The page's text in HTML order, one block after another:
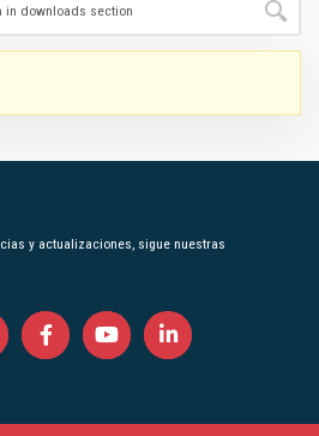
y actualizaciones, sigue nuestras